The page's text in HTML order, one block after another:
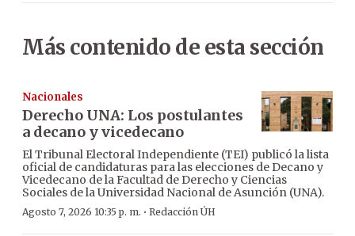
Más contenido de esta sección
Nacionales
Derecho UNA: Los postulantes
a decano y vicedecano
El Tribunal Electoral Independiente (TEI) publicó la lista
oficial de candidaturas para las elecciones de Decano y
Vicedecano de la Facultad de Derecho y Ciencias
Sociales de la Universidad Nacional de Asunción (UNA).
Agosto 7, 2026 10:35 p. m. · Redacción ÚH